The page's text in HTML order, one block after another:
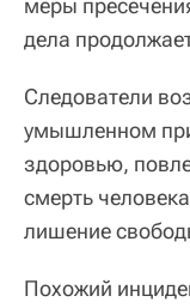
меры
дела
Следователи
умышленном
здоровью,
смерть
лишение
Похожий